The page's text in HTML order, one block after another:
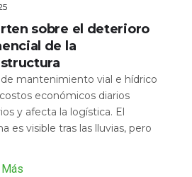
sobre el deterioro
de la
de mantenimiento vial e hídrico
económicos diarios
y afecta la logística. El
es visible tras las lluvias, pero